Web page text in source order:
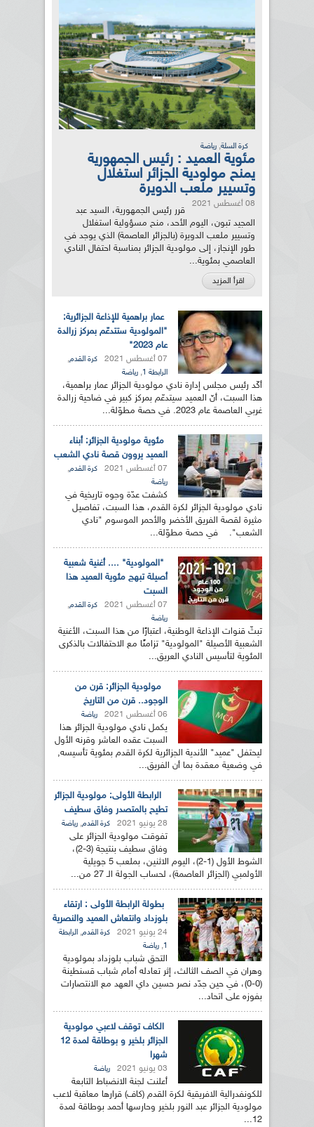
كرة السلة, رياضة
مئوية العميد : رئيس الجمهورية
يمنح مولودية الجزائر استغلال
وتسيير ملعب الدويرة
08 أغسطس 2021
قرر رئيس الجمهورية، السيد عبد
المجيد تبون، اليوم الأحد، منح مسؤولية استغلال
وتسيير ملعب الدويرة (بالجزائر العاصمة) الذي يوجد في
طور الإنجاز، إلى مولودية الجزائر بمناسبة احتفال النادي
العاصمي بمئوية...
اقرأ المزيد
عمار براهمية للإذاعة الجزائرية:
"المولودية ستتدعّم بمركز زرالدة
عام 2023"
07 أغسطس 2021 كرة القدم,
الرابطة 1 , رياضة
أكّد رئيس مجلس إدارة نادي مولودية الجزائر عمار براهمية،
هذا السبت، أنّ العميد سيتدعّم بمركز كبير في ضاحية زرالدة
غربي العاصمة عام 2023. في حصة مطوّلة...
مئوية مولودية الجزائر: أبناء
العميد يروون قصة نادي الشعب
07 أغسطس 2021 كرة القدم,
رياضة
كشفت عدّة وجوه تاريخية في
نادي مولودية الجزائر لكرة القدم، هذا السبت، تفاصيل
مثيرة لقصة الفريق الأخضر والأحمر الموسوم "نادي
الشعب". في حصة مطوّلة...
"المولودية" .... أغنية شعبية
أصيلة تبهج مئوية العميد هذا
السبت
07 أغسطس 2021 كرة القدم,
رياضة
تبثّ قنوات الإذاعة الوطنية، اعتبارًا من هذا السبت، الأغنية
الشعبية الأصيلة "المولودية" تزامنًا مع الاحتفالات بالذكرى
المئوية لتأسيس النادي العريق...
مولودية الجزائر: قرن من
الوجود.. قرن من التاريخ
06 أغسطس 2021 رياضة
يكمل نادي مولودية الجزائر هذا
السبت عقده العاشر وقرنه الأول
ليحتفل "عميد" الأندية الجزائرية لكرة القدم بمئوية تأسيسه,
في وضعية معقدة بما أن الفريق...
الرابطة الأولى: مولودية الجزائر
تطيح بالمتصدر وفاق سطيف
28 يونيو 2021 كرة القدم, رياضة
تفوقت مولودية الجزائر على
وفاق سطيف بنتيجة (3-2)،
الشوط الأول (1-2)، اليوم الاثنين، بملعب 5 جويلية
الأولمبي (الجزائر العاصمة)، لحساب الجولة الـ 27 من...
بطولة الرابطة الأولى : ارتقاء
بلوزداد وانتعاش العميد والنصرية
24 يونيو 2021 كرة القدم, الرابطة
1
, رياضة
التحق شباب بلوزداد بمولودية
وهران في الصف الثالث، إثر تعادله أمام شباب قسنطينة
(0-0)، في حين جدّد نصر حسين داي العهد مع الانتصارات
بفوزه على اتحاد...
الكاف توقف لاعبي مولودية
الجزائر بلخير و بوطاقة لمدة 12
شهرا
03 يونيو 2021 رياضة
أعلنت لجنة الانضباط التابعة
للكونفدرالية الافريقية لكرة القدم (كاف) قرارها معاقبة لاعب
مولودية الجزائر عبد النور بلخير وحارسها أحمد بوطاقة لمدة
12...